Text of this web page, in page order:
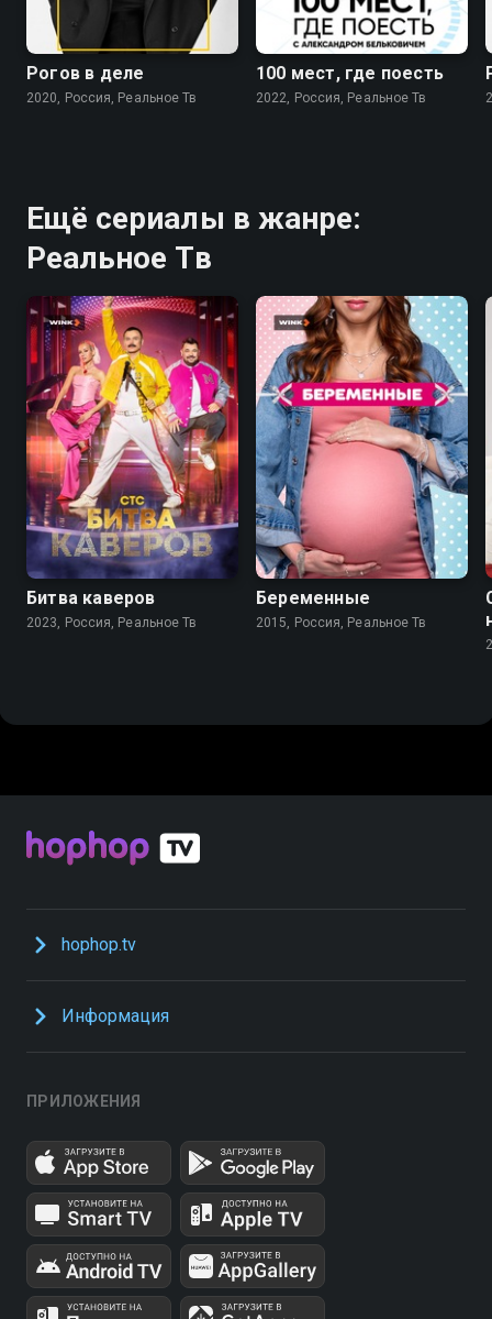
8.3
Рогов в деле
2020, Россия, Реальное Тв
8.8
100 мест, где поесть
2022, Россия, Реальное Тв
Ещё сериалы в жанре:
Реальное Тв
8.1
Битва каверов
2023, Россия, Реальное Тв
7.5
Беременные
2015, Россия, Реальное Тв
hophop.tv
Информация
ПРИЛОЖЕНИЯ